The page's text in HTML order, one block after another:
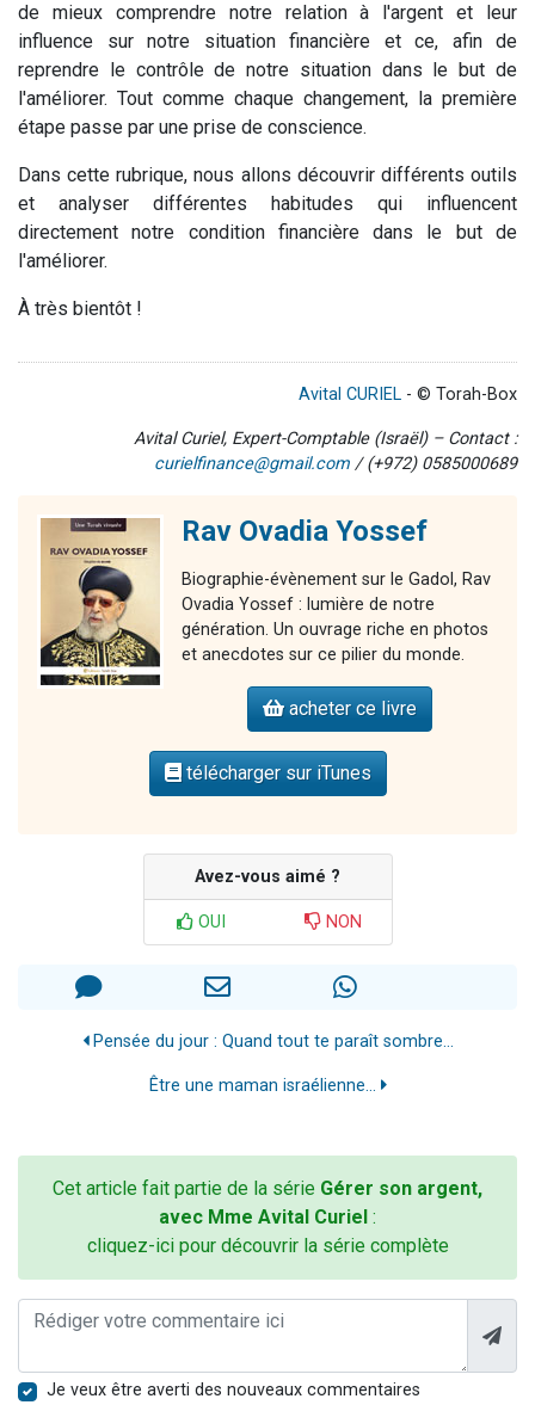
de mieux comprendre notre relation à l'argent et leur
influence sur notre situation financière et ce, afin de
reprendre le contrôle de notre situation dans le but de
l'améliorer. Tout comme chaque changement, la première
étape passe par une prise de conscience.
Dans cette rubrique, nous allons découvrir différents outils
et analyser différentes habitudes qui influencent
directement notre condition financière dans le but de
l'améliorer.
À très bientôt !
Avital CURIEL - © Torah-Box
Avital Curiel, Expert-Comptable (Israël) – Contact :
curielfinance@gmail.com / (+972) 0585000689
Rav Ovadia Yossef
Biographie-évènement sur le Gadol, Rav
Ovadia Yossef : lumière de notre
génération. Un ouvrage riche en photos
et anecdotes sur ce pilier du monde.
acheter ce livre
télécharger sur iTunes
Avez-vous aimé ?
OUI NON
Pensée du jour : Quand tout te paraît sombre...
Être une maman israélienne...
Cet article fait partie de la série Gérer son argent,
avec Mme Avital Curiel :
cliquez-ici pour découvrir la série complète
Je veux être averti des nouveaux commentaires